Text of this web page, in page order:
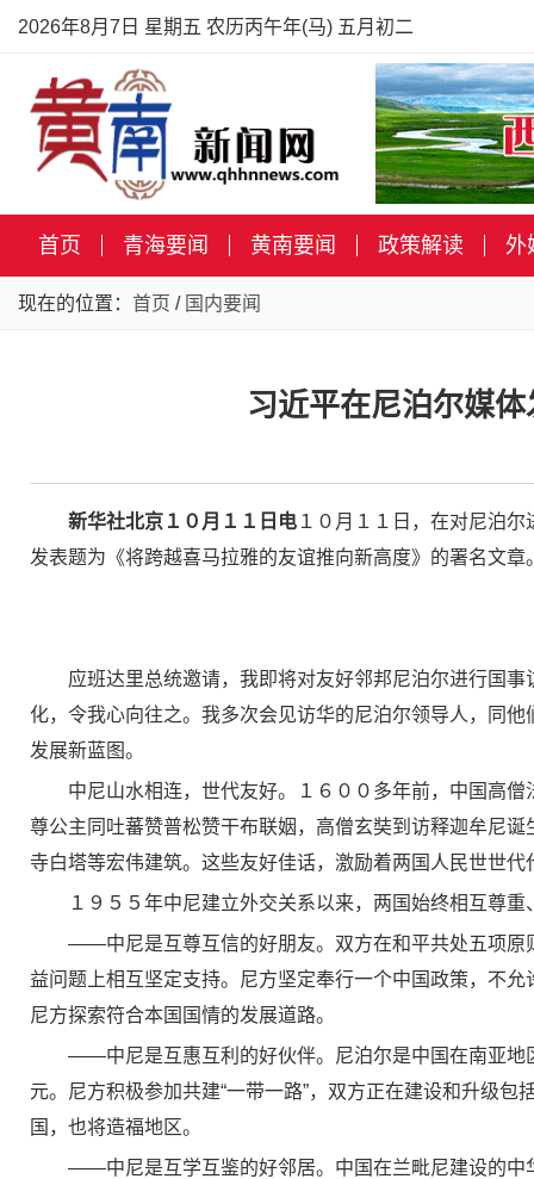
2026年8月7日 星期五 农历丙午年(马) 五月初二
首页 青海要闻 黄南要闻 政策解读 外
现在的位置： 首页 / 国内要闻
习近平在尼泊尔媒
新华社北京１０月１１日电 １０月１１日，在对尼泊
发表题为《将跨越喜马拉雅的友谊推向新高度》的署名文章
应班达里总统邀请，我即将对友好邻邦尼泊尔进行国
化，令我心向往之。我多次会见访华的尼泊尔领导人，同
发展新蓝图。
中尼山水相连，世代友好。１６００多年前，中国高
尊公主同吐蕃赞普松赞干布联姻，高僧玄奘到访释迦牟尼
寺白塔等宏伟建筑。这些友好佳话，激励着两国人民世世代
１９５５年中尼建立外交关系以来，两国始终相互尊
——中尼是互尊互信的好朋友。双方在和平共处五项原
益问题上相互坚定支持。尼方坚定奉行一个中国政策，不
尼方探索符合本国国情的发展道路。
——中尼是互惠互利的好伙伴。尼泊尔是中国在南亚地
元。尼方积极参加共建“一带一路”，双方正在建设和升级
国，也将造福地区。
——中尼是互学互鉴的好邻居。中国在兰毗尼建设的中